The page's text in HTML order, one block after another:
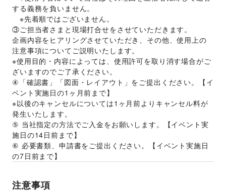
する義務を負いません。
※先着順ではございません。
③ご担当者さまと現場打合せをさせていただきます。
企画内容をヒアリングさせていただき、その他、使用上の
注意事項についてご説明いたします。
※使用目的・内容によっては、使用許可を取り消す場合がご
ざいますのでご了承ください。
④「確認書」「図面・レイアウト」をご提出ください。【イ
ベント実施日の1ヶ月前まで】
※以後のキャンセルについては1ヶ月前よりキャンセル料が
発生いたします。
⑤ 当社指定の方法でご入金をお願いします。【イベント実
施日の14日前まで】
⑥ 必要書類、申請書をご提出ください。【イベント実施日
の7日前まで】
注意事項